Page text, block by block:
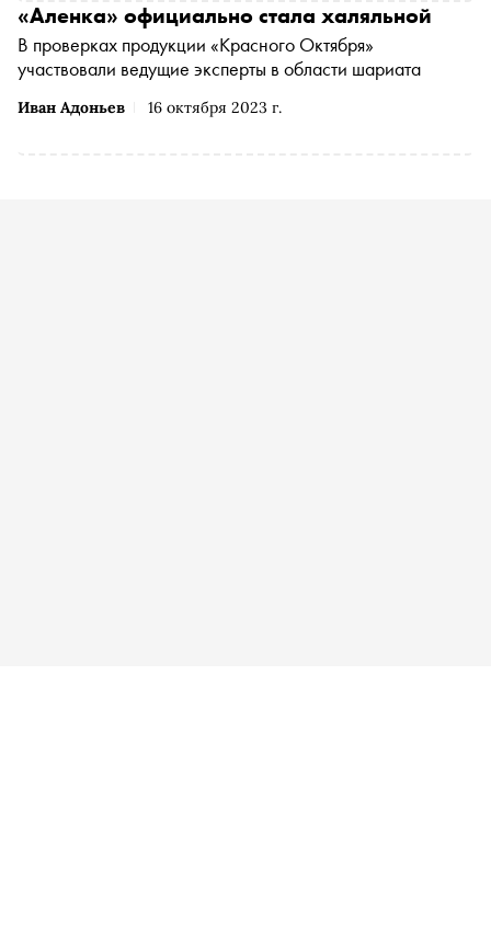
Иван Адоньев 16 октября 2023 г.
«Аленка» официально стала халяльной
В проверках продукции «Красного Октября»
участвовали ведущие эксперты в области шариата